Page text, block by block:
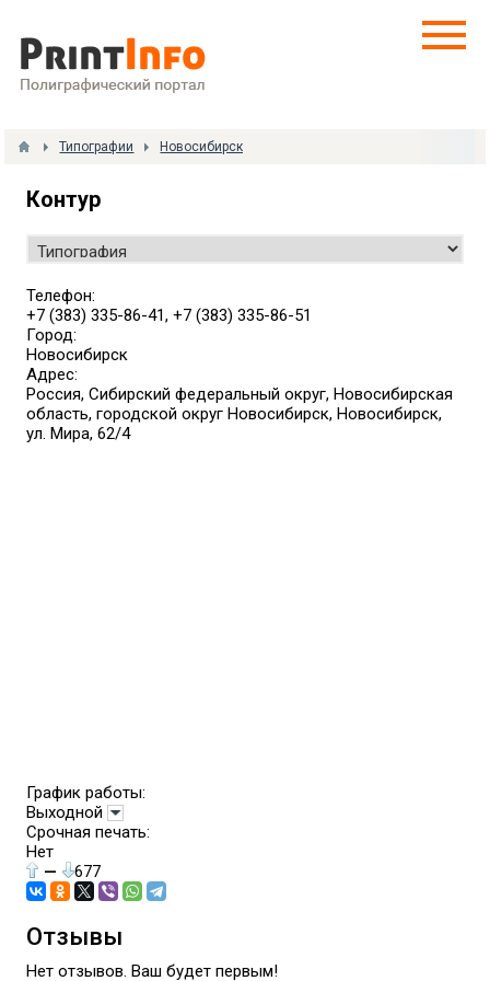
Типографии Новосибирск
Контур
Телефон:
+7 (383) 335-86-41, +7 (383) 335-86-51
Город:
Новосибирск
Адрес:
Россия, Сибирский федеральный округ, Новосибирская
область, городской округ Новосибирск, Новосибирск,
ул. Мира, 62/4
График работы:
Выходной
Срочная печать:
Нет
—
677
Отзывы
Нет отзывов. Ваш будет первым!